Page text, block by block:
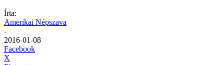
Írta:
Amerikai Népszava
-
2016-01-08
Facebook
X